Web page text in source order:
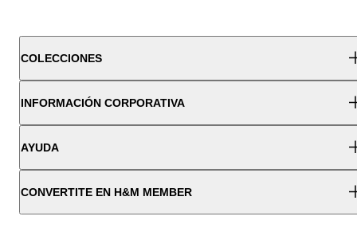
COLECCIONES
INFORMACIÓN CORPORATIVA
AYUDA
CONVERTITE EN H&M MEMBER